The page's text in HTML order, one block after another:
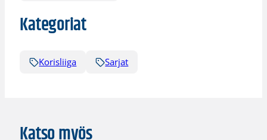
Kategoriat
Korisliiga Sarjat
Katso myös